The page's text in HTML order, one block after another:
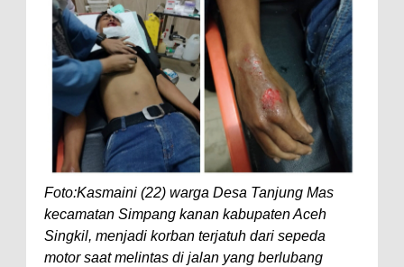
Foto:Kasmaini (22) warga Desa Tanjung Mas
kecamatan Simpang kanan kabupaten Aceh
Singkil, menjadi korban terjatuh dari sepeda
motor saat melintas di jalan yang berlubang